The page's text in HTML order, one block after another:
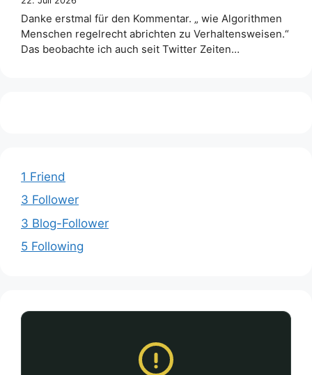
Danke erstmal für den Kommentar. „ wie Algorithmen
Menschen regelrecht abrichten zu Verhaltensweisen.“
Das beobachte ich auch seit Twitter Zeiten…
1 Friend
3 Follower
3 Blog-Follower
5 Following